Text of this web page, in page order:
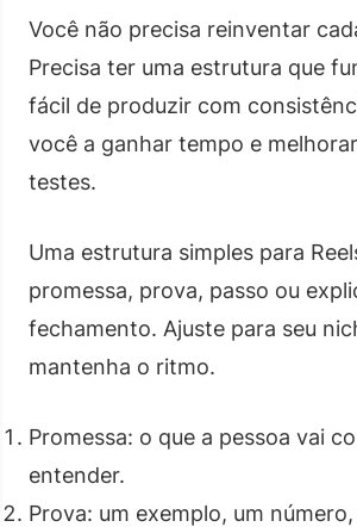
Você não precisa reinventar
Precisa ter uma estrutura que
fácil de produzir com
você a ganhar tempo e
testes.
Uma estrutura simples para
promessa, prova, passo ou
fechamento. Ajuste para seu
mantenha o ritmo.
Promessa: o que a pessoa vai
entender.
Prova: um exemplo, um número,